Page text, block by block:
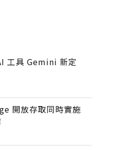
工具 Gemini 新定
開放存取同時實施